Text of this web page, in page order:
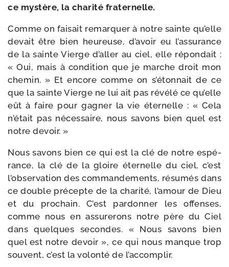
ce mys­tère, la cha­ri­té fraternelle.
Comme on fai­sait remar­quer à notre sainte qu’elle
devait être bien heu­reuse, d’avoir eu l’assurance
de la sainte Vierge d’aller au ciel, elle répon­dait :
« Oui, mais à condi­tion que je marche droit mon
che­min. » Et encore comme on s’étonnait de ce
que la sainte Vierge ne lui ait pas révé­lé ce qu’elle
eût à faire pour gagner la vie éter­nelle : « Cela
n’était pas néces­saire, nous savons bien quel est
notre devoir. »
Nous savons bien ce qui est la clé de notre espé­
rance, la clé de la gloire éter­nelle du ciel, c’est
l’observation des com­man­de­ments, résu­més dans
ce double pré­cepte de la cha­ri­té, l’amour de Dieu
et du pro­chain. C’est par­don­ner les offenses,
comme nous en assu­re­rons notre père du Ciel
dans quelques secondes. « Nous savons bien
quel est notre devoir », ce qui nous manque trop
sou­vent, c’est la volon­té de l’accomplir.